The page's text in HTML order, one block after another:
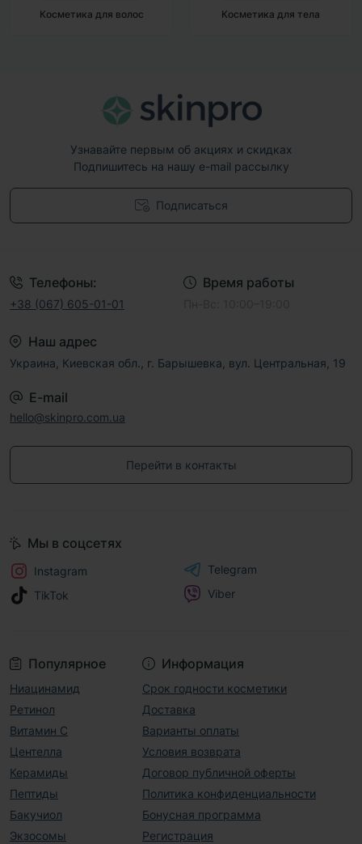
для волос Косметика для тела
Узнавайте первым об акциях и скидках
Подпишитесь на нашу e-mail рассылку
Подписаться
Телефоны:
+38 (067) 605-01-01
Время работы
Наш адрес
Украина, Киевская обл., г. Барышевка, вул. Центральная, 19
E-mail
hello@skinpro.com.ua
Перейти в контакты
Популярное
Ниацинамид
Ретинол
Витамин С
Центелла
Керамиды
Пептиды
Бакучиол
Экзосомы
Информация
Срок годности косметики
Доставка
Варианты оплаты
Условия возврата
Договор публичной оферты
Политика конфиденциальности
Бонусная программа
Регистрация
Мы в соцсетях
Instagram
TikTok
Telegram
Viber